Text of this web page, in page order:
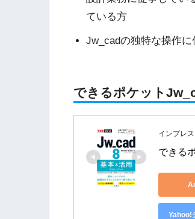
ている方
Jw_cadの独特な操作
できるポケット
インプレス
できる
Yahoo!